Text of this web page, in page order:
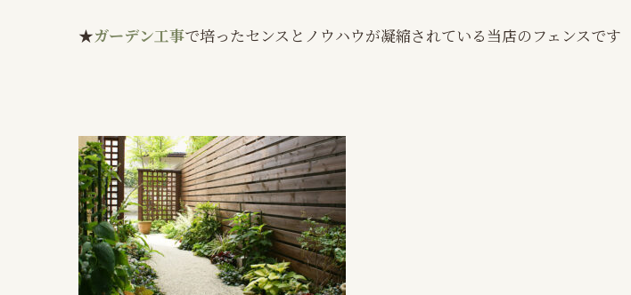
★ガーデン工事で培ったセンスとノウハウが凝縮されている当店のフェンスです